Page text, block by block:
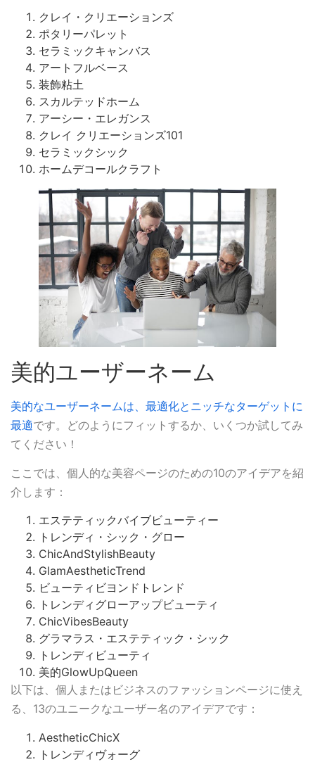
クレイ・クリエーションズ
ポタリーパレット
セラミックキャンバス
アートフルベース
装飾粘土
スカルテッドホーム
アーシー・エレガンス
クレイ クリエーションズ101
セラミックシック
ホームデコールクラフト
美的ユーザーネーム
美的なユーザーネームは、最適化とニッチなターゲットに
最適です。どのようにフィットするか、いくつか試してみ
てください！
ここでは、個人的な美容ページのための10のアイデアを紹
介します：
エステティックバイブビューティー
トレンディ・シック・グロー
ChicAndStylishBeauty
GlamAestheticTrend
ビューティビヨンドトレンド
トレンディグローアップビューティ
ChicVibesBeauty
グラマラス・エステティック・シック
トレンディビューティ
美的GlowUpQueen
以下は、個人またはビジネスのファッションページに使え
る、13のユニークなユーザー名のアイデアです：
AestheticChicX
トレンディヴォーグ